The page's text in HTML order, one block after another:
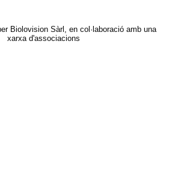
Biolovision Sàrl, en col·laboració amb una
xarxa d'associacions